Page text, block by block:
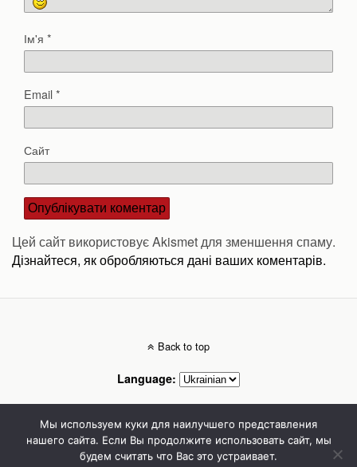
Ім'я *
Email*
Сайт
Цей сайт використовує Akismet для зменшення спаму.
Дізнайтеся, як обробляються дані ваших коментарів.
Back to top
Language:
Mobile Desktop
Стоматолог Сумы, стоматологические клиники Сумы, детская стоматология в
Мы используем куки для наилучшего представления
нашего сайта. Если Вы продолжите использовать сайт, мы
будем считать что Вас это устраивает.